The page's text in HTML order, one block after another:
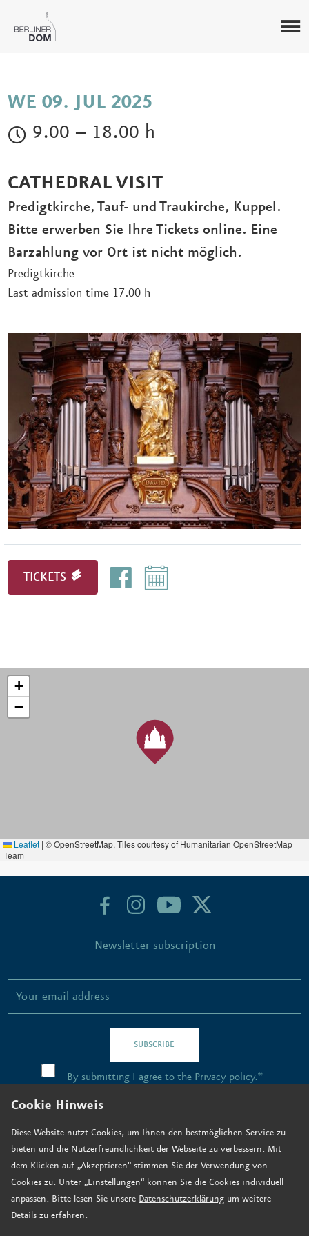
Cookie Hinweis
Diese Website nutzt Cookies, um Ihnen den bestmöglichen Service zu
bieten und die Nutzerfreundlichkeit der Webseite zu verbessern. Mit
dem Klicken auf „Akzeptieren“ stimmen Sie der Verwendung von
Cookies zu. Unter „Einstellungen“ können Sie die Cookies individuell
anpassen. Bitte lesen Sie unsere Datenschutzerklärung um weitere
Details zu erfahren.
WE 09. JUL 2025
9.00 – 18.00 h
CATHEDRAL VISIT
Predigtkirche, Tauf- und Traukirche, Kuppel.
Bitte erwerben Sie Ihre Tickets online. Eine
Barzahlung vor Ort ist nicht möglich.
Predigtkirche
Last admission time 17.00 h
TICKETS
+
−
Leaflet | © OpenStreetMap, Tiles courtesy of Humanitarian OpenStreetMap
Team
Newsletter subscription
SUBSCRIBE
By submitting I agree to the Privacy policy.*
Contact
Job vacancies
How to find us
Donate now